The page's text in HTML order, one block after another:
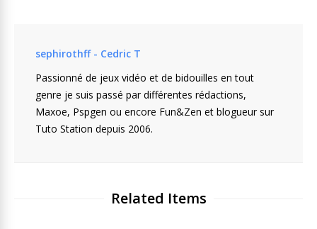
sephirothff - Cedric T
Passionné de jeux vidéo et de bidouilles en tout
genre je suis passé par différentes rédactions,
Maxoe, Pspgen ou encore Fun&Zen et blogueur sur
Tuto Station depuis 2006.
Related Items